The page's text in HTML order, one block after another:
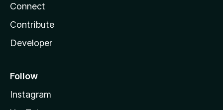
Connect
Contribute
Developer
Follow
Instagram